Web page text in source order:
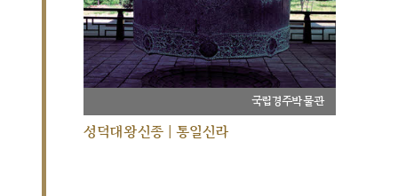
국립경주박물관
성덕대왕신종 | 통일신라